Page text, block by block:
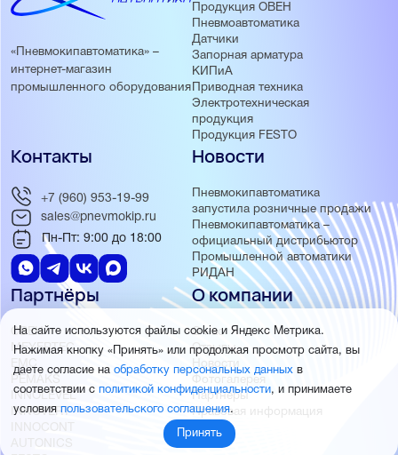
«Пневмокипавтоматика» –
интернет-магазин
промышленного оборудования
Продукция ОВЕН
Пневмоавтоматика
Датчики
Запорная арматура
КИПиА
Приводная техника
Электротехническая
продукция
Продукция FESTO
Новости
Пневмокипавтоматика
запустила розничные продажи
Пневмокипавтоматика –
официальный дистрибьютор
Промышленной автоматики
РИДАН
Партнёры
ОВЕН
MEYERTEC
EMC
PEMAKS
INNOLEVEL
INNOVERT
INNOCONT
AUTONICS
О компании
О нас
Отзывы
Новости
Фотогалерея
Партнёры
Правовая информация
Контакты
+7 (960) 953-19-99
sales@pnevmokip.ru
Пн-Пт: 9:00 до 18:00
На сайте используются файлы cookie и Яндекс Метрика.
Нажимая кнопку «Принять» или продолжая просмотр сайта, вы
даете согласие на обработку персональных данных в
соответствии с политикой конфиденциальности, и принимаете
условияпользовательского соглашения.
Принять